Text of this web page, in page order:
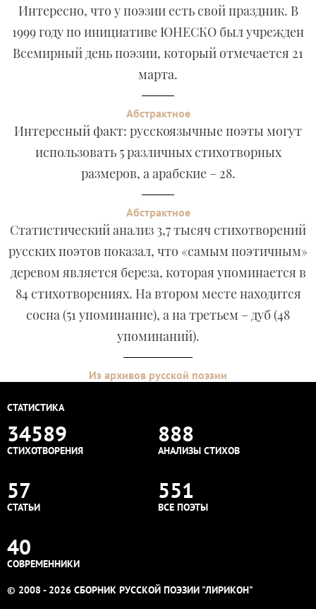
Интересно, что у поэзии есть свой праздник. В
1999 году по инициативе ЮНЕСКО был учрежден
Всемирный день поэзии, который отмечается 21
марта.
Абстрактное
Интересный факт: русскоязычные поэты могут
использовать 5 различных стихотворных
размеров, а арабские – 28.
Абстрактное
Статистический анализ 3,7 тысяч стихотворений
русских поэтов показал, что «самым поэтичным»
деревом является береза, которая упоминается в
84 стихотворениях. На втором месте находится
сосна (51 упоминание), а на третьем – дуб (48
упоминаний).
Из архивов русской поэзии
СТАТИСТИКА
34589
СТИХОТВОРЕНИЯ
888
АНАЛИЗЫ СТИХОВ
57
СТАТЬИ
551
ВСЕ ПОЭТЫ
40
СОВРЕМЕННИКИ
© 2008 - 2026 СБОРНИК РУССКОЙ ПОЭЗИИ "ЛИРИКОН"